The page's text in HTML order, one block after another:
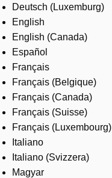
Contact us
Careers
Deutsch (Luxemburg)
English
English (Canada)
Español
Français
Français (Belgique)
Français (Canada)
Français (Suisse)
Français (Luxembourg)
Italiano
Italiano (Svizzera)
Magyar